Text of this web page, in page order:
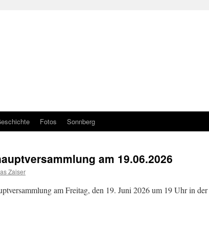
Fotos Sonnberg
am 19.06.2026
Zaiser
am Freitag, den 19. Juni 2026 um 19 Uhr in der